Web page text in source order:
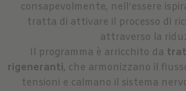
consapevolmente, nell’essere
tratta di attivare il processo di
attraverso la
Il programma è arricchito da
rigeneranti, che armonizzano il
tensioni e calmano il sistema